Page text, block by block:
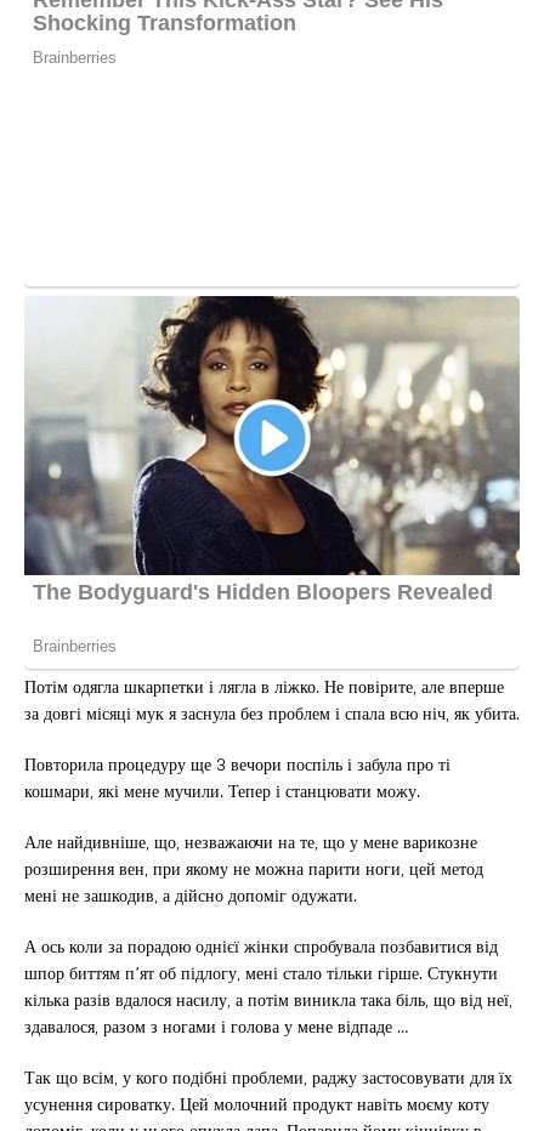
Потім одягла шкарпетки і лягла в ліжко. Не повірите, але вперше
за довгі місяці мук я заснула без проблем і спала всю ніч, як убита.
Повторила процедуру ще 3 вечори поспіль і забула про ті
кошмари, які мене мучили. Тепер і станцювати можу.
Але найдивніше, що, незважаючи на те, що у мене варикозне
розширення вен, при якому не можна парити ноги, цей метод
мені не зашкодив, а дійсно допоміг одужати.
А ось коли за порадою однієї жінки спробувала позбавитися від
шпор биттям п’ят об підлогу, мені стало тільки гірше. Стукнути
кілька разів вдалося насилу, а потім виникла така біль, що від неї,
здавалося, разом з ногами і голова у мене відпаде …
Так що всім, у кого подібні проблеми, раджу застосовувати для їх
усунення сироватку. Цей молочний продукт навіть моєму коту